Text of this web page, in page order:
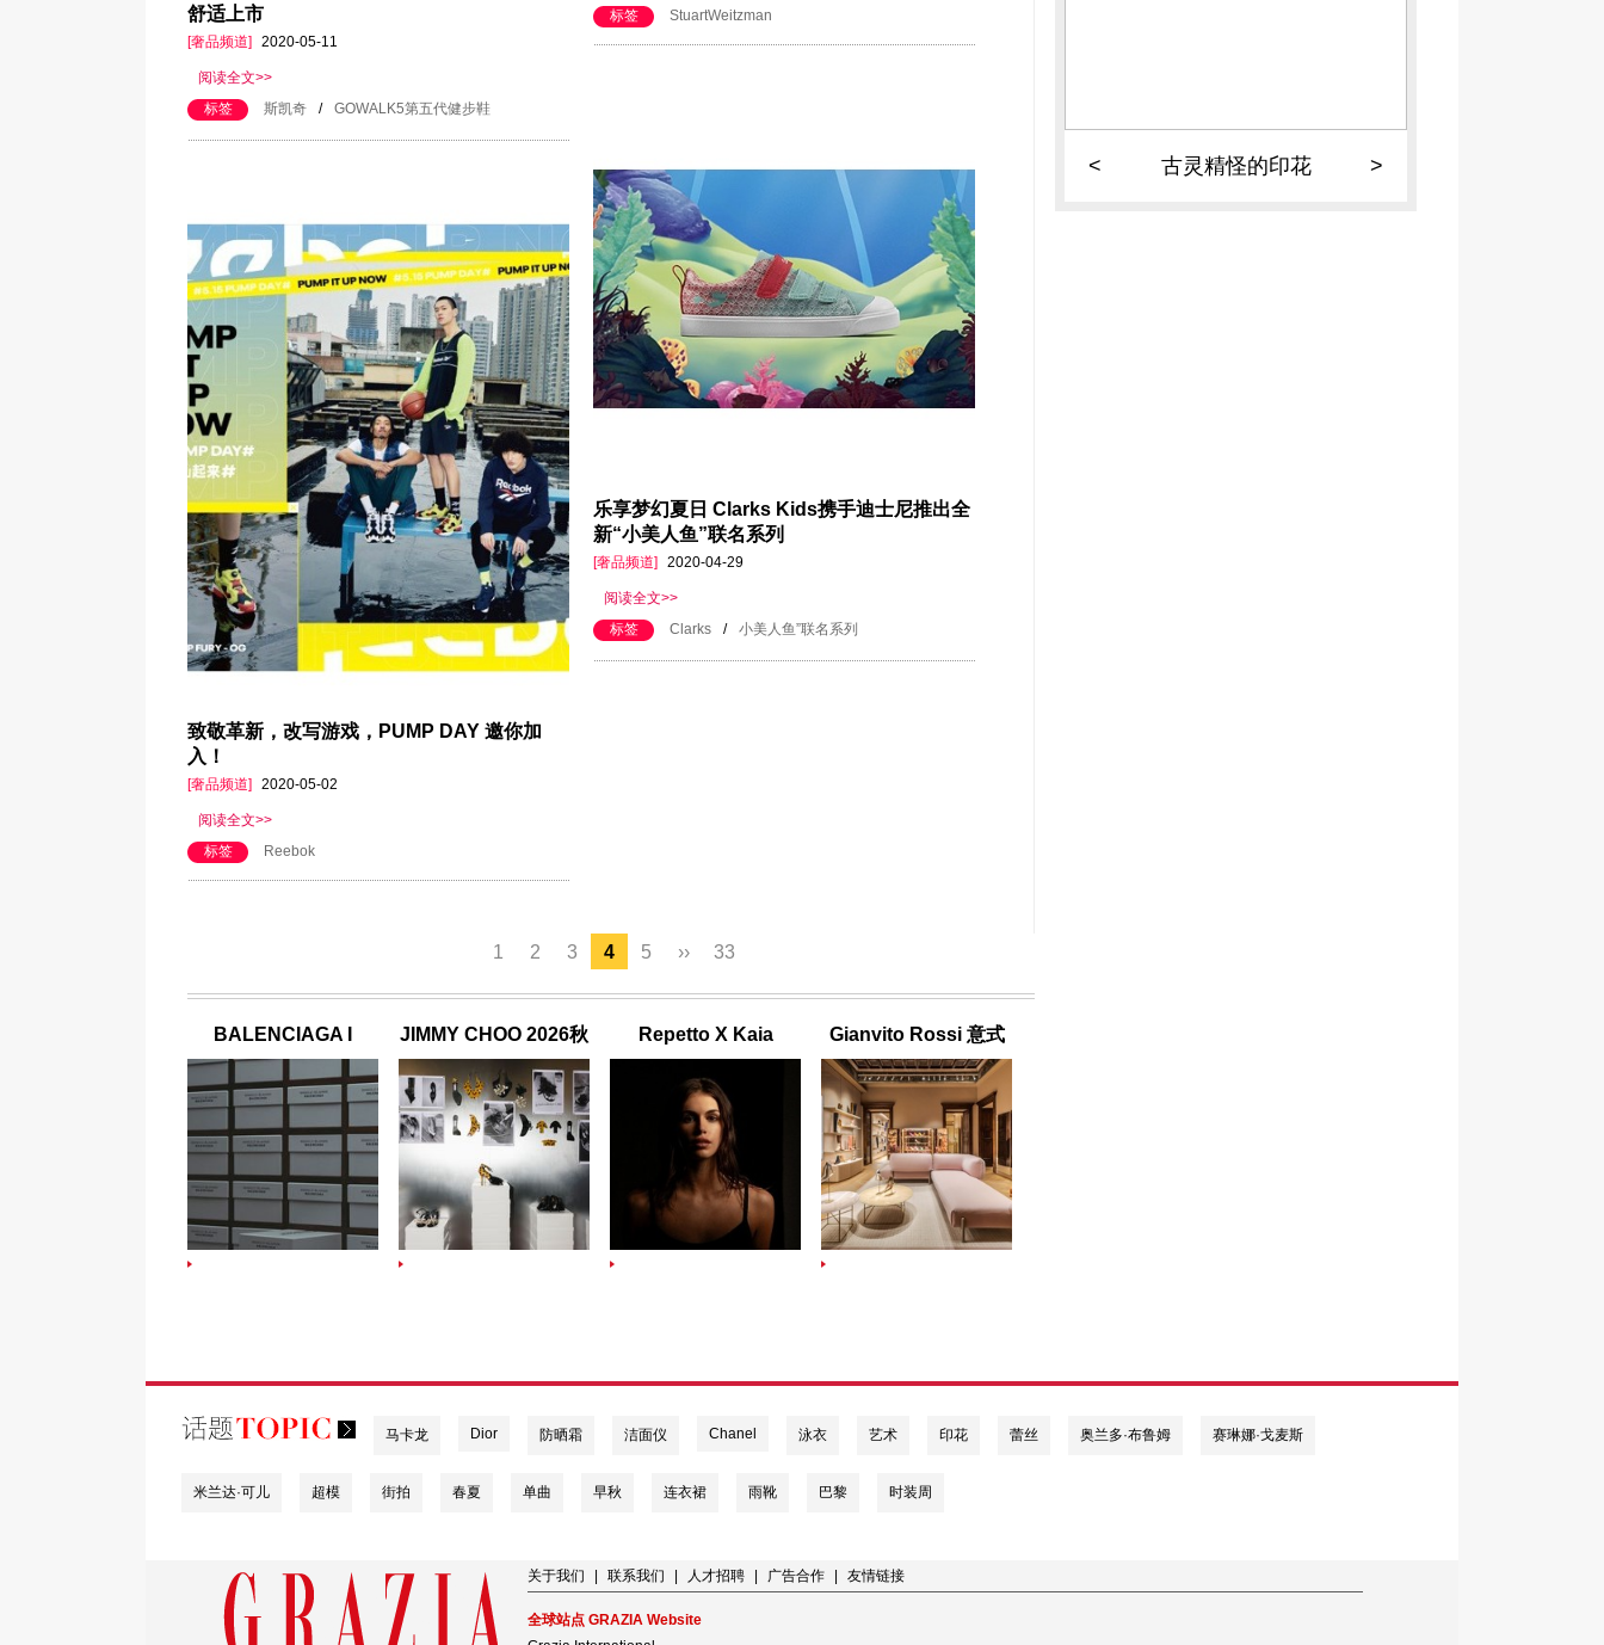
舒适上市
[奢品频道] 2020-05-11
阅读全文>>
标签
斯凯奇 / GOWALK5第五代健步鞋
致敬革新，改写游戏，PUMP DAY 邀你加
入！
[奢品频道] 2020-05-02
阅读全文>>
标签
Reebok
标签
StuartWeitzman
乐享梦幻夏日 Clarks Kids携手迪士尼推出全
新“小美人鱼”联名系列
[奢品频道] 2020-04-29
阅读全文>>
标签
Clarks / 小美人鱼”联名系列
1 2 3 4 5 ›› 33
BALENCIAGA I
MANOLO BLAHNIK
匠心共序，联袂呈献
JIMMY CHOO 2026秋
季女士系列 自信魅力
Repetto X Kaia
Gerber联名系列
Gianvito Rossi 意式
家族传承与隽永匠心
< >
古灵精怪的印花
马卡龙 Dior 防晒霜 洁面仪 Chanel 泳衣 艺术 印花 蕾丝 奥兰多·布鲁姆 赛琳娜·戈麦斯
米兰达·可儿 超模 街拍 春夏 单曲 早秋 连衣裙 雨靴 巴黎 时装周
关于我们 联系我们 人才招聘 广告合作 友情链接
全球站点 GRAZIA Website